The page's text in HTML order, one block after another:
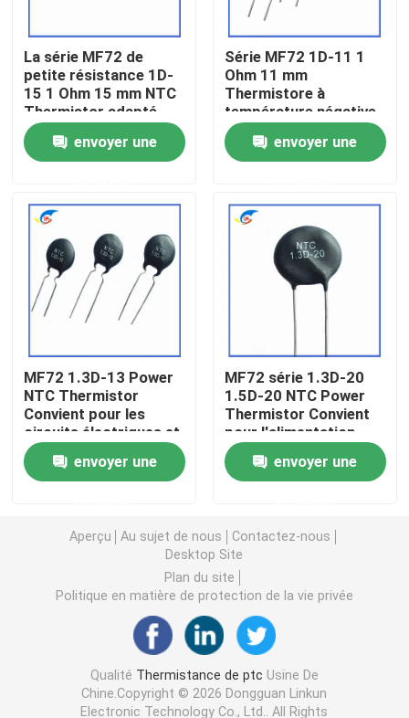
Contrôle de la qualité
Nous contacter
Les affaires
Thermistance de ptc
Puce de chauffage PTC
Thermistors NTC
Thermistance de SMD NTC
Le thermistore NTC de puissance
Capteur de température de NTC
Varistance CMS
La série MF72 de
petite résistance 1D-
15 1 Ohm 15 mm NTC
Thermistor adapté
pour la commutation
de l'adaptateur de
puissance
envoyer une
Série MF72 1D-11 1
Ohm 11 mm
Thermistore à
température négative
pour l'alimentation
électriqueenvoyer une
MF72 1.3D-13 Power
NTC Thermistor
Convient pour les
circuits électriques et
les appareils
électroménagers
Suppression du
envoyer une
MF72 série 1.3D-20
1.5D-20 NTC Power
Thermistor Convient
pour l'alimentation
électrique à haute
puissanceenvoyer une
Aperçu Au sujet de nous
Contactez-nous
Desktop Site
Plan du site
Politique en matière de protection de la vie privée
Qualité Thermistance de ptc Usine De
Chine.Copyright © 2026 Dongguan Linkun
Electronic Technology Co., Ltd.. All Rights